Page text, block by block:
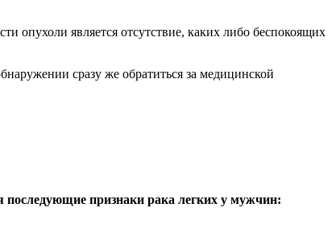
опухоли является отсутствие, каких либо беспокоящих
сразу же обратиться за медицинской
последующие признаки рака легких у мужчин: